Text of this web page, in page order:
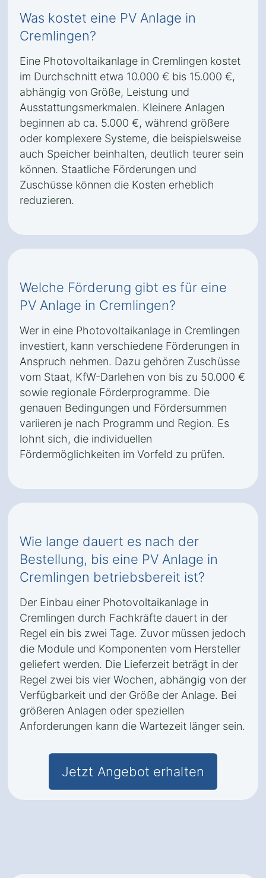
Was kostet eine PV Anlage in
Cremlingen?
Eine Photovoltaikanlage in Cremlingen kostet
im Durchschnitt etwa 10.000 € bis 15.000 €,
abhängig von Größe, Leistung und
Ausstattungsmerkmalen. Kleinere Anlagen
beginnen ab ca. 5.000 €, während größere
oder komplexere Systeme, die beispielsweise
auch Speicher beinhalten, deutlich teurer sein
können. Staatliche Förderungen und
Zuschüsse können die Kosten erheblich
reduzieren.
Welche Förderung gibt es für eine
PV Anlage in Cremlingen?
Wer in eine Photovoltaikanlage in Cremlingen
investiert, kann verschiedene Förderungen in
Anspruch nehmen. Dazu gehören Zuschüsse
vom Staat, KfW-Darlehen von bis zu 50.000 €
sowie regionale Förderprogramme. Die
genauen Bedingungen und Fördersummen
variieren je nach Programm und Region. Es
lohnt sich, die individuellen
Fördermöglichkeiten im Vorfeld zu prüfen.
Wie lange dauert es nach der
Bestellung, bis eine PV Anlage in
Cremlingen betriebsbereit ist?
Der Einbau einer Photovoltaikanlage in
Cremlingen durch Fachkräfte dauert in der
Regel ein bis zwei Tage. Zuvor müssen jedoch
die Module und Komponenten vom Hersteller
geliefert werden. Die Lieferzeit beträgt in der
Regel zwei bis vier Wochen, abhängig von der
Verfügbarkeit und der Größe der Anlage. Bei
größeren Anlagen oder speziellen
Anforderungen kann die Wartezeit länger sein.
Jetzt Angebot erhalten